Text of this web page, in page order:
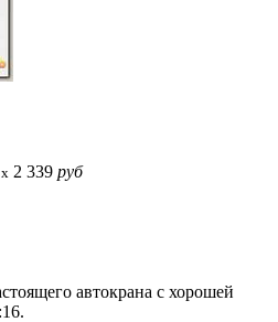
x 2 339 руб
автокрана с хорошей